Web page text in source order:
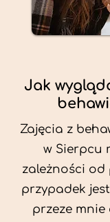
Jak
Zajęcia z
w Sierpcu
zależności od
przypadek
przeze mnie